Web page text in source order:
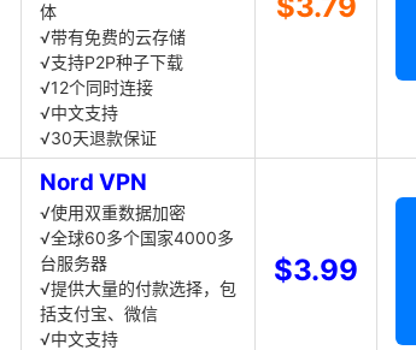
体
√带有免费的云存储
√支持P2P种子下载
√12个同时连接
√中文支持
√30天退款保证
Nord VPN
√使用双重数据加密
√全球60多个国家4000多
台服务器
√提供大量的付款选择，包
括支付宝、微信
√中文支持
$3.99